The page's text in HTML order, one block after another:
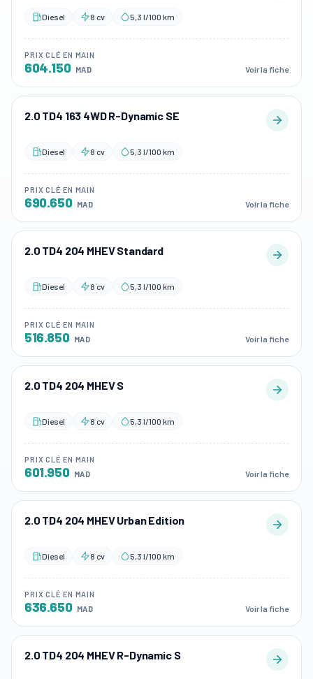
Diesel 8 cv 5,3 l/100 km
PRIX CLÉ EN MAIN
604.150 MAD Voir la fiche
2.0 TD4 163 4WD R-Dynamic SE
Diesel 8 cv 5,3 l/100 km
PRIX CLÉ EN MAIN
690.650 MAD Voir la fiche
2.0 TD4 204 MHEV Standard
Diesel 8 cv 5,3 l/100 km
PRIX CLÉ EN MAIN
516.850 MAD Voir la fiche
2.0 TD4 204 MHEV S
Diesel 8 cv 5,3 l/100 km
PRIX CLÉ EN MAIN
601.950 MAD Voir la fiche
2.0 TD4 204 MHEV Urban Edition
Diesel 8 cv 5,3 l/100 km
PRIX CLÉ EN MAIN
636.650 MAD Voir la fiche
2.0 TD4 204 MHEV R-Dynamic S